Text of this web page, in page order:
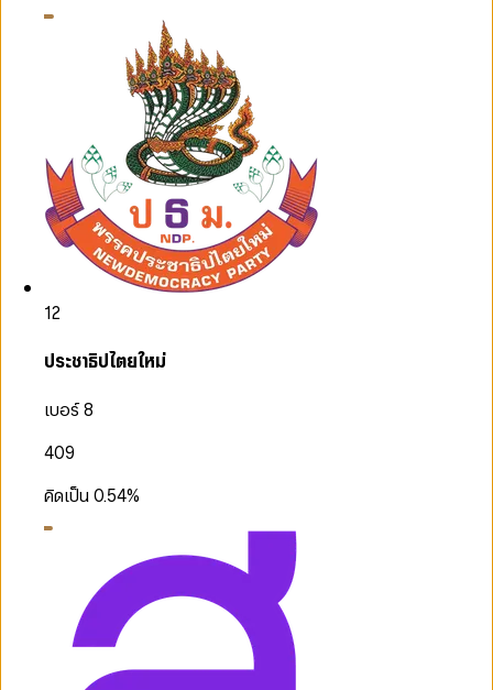
12
ประชาธิปไตยใหม่
เบอร์ 8
409
คิดเป็น0.54%